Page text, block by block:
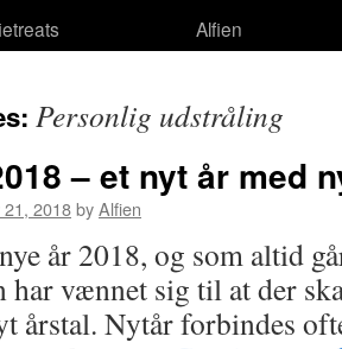
Alfien
Personlig udstråling
– et nyt år med
2018byAlfien
år 2018, og som altid
vænnet sig til at der
årstal. Nytår forbindes